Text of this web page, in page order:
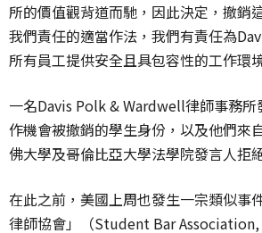
所的價值觀背道而馳，因此決定，撤銷
我們責任的適當作法，我們有責任為
所有員工提供安全且具包容性的工作環
一名Davis Polk & Wardwell律師事務所
作機會被撤銷的學生身份，以及他們來
佛大學及哥倫比亞大學法學院發言人拒
在此之前，美國上周也發生一宗類似事
律師協會」（Student Bar Association,